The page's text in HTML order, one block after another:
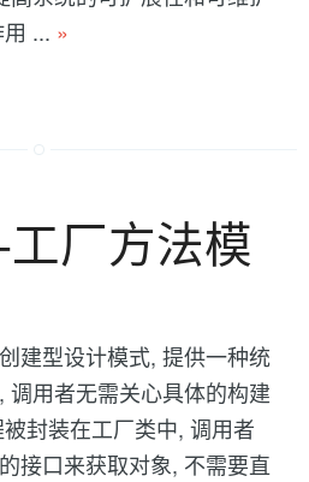
... »
厂方法模
建型设计模式, 提供一种统
调用者无需关心具体的构建
封装在工厂类中, 调用者
接口来获取对象, 不需要直